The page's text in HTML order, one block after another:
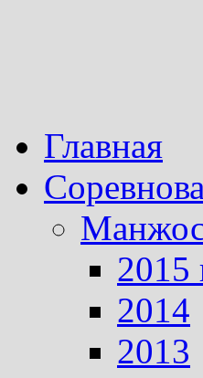
Главная
2015
2014
2013